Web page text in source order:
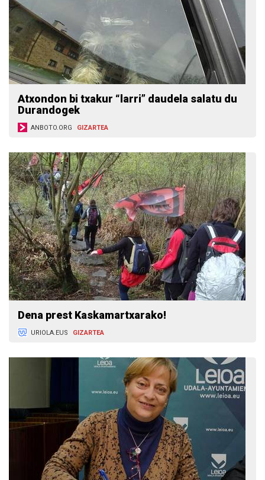
Atxondon bi txakur “larri” daudela salatu du
Durandogek
ANBOTO.ORG GIZARTEA
Dena prest Kaskamartxarako!
URIOLA.EUS GIZARTEA